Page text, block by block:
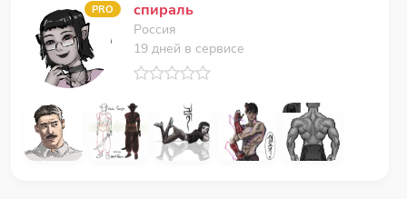
PRO спираль
Россия
19 дней в сервисе